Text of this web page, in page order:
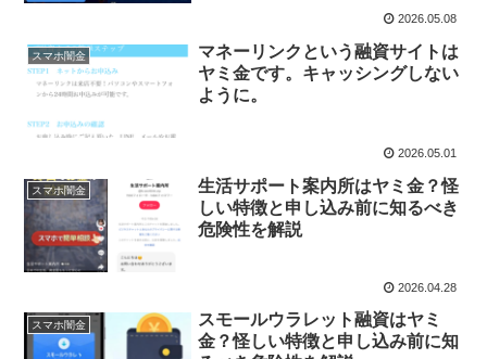
2026.05.08
スマホ闇金
マネーリンクという融資サイトは
ヤミ金です。キャッシングしない
ように。
2026.05.01
スマホ闇金
生活サポート案内所はヤミ金？怪
しい特徴と申し込み前に知るべき
危険性を解説
2026.04.28
スマホ闇金
スモールウラレット融資はヤミ
金？怪しい特徴と申し込み前に知